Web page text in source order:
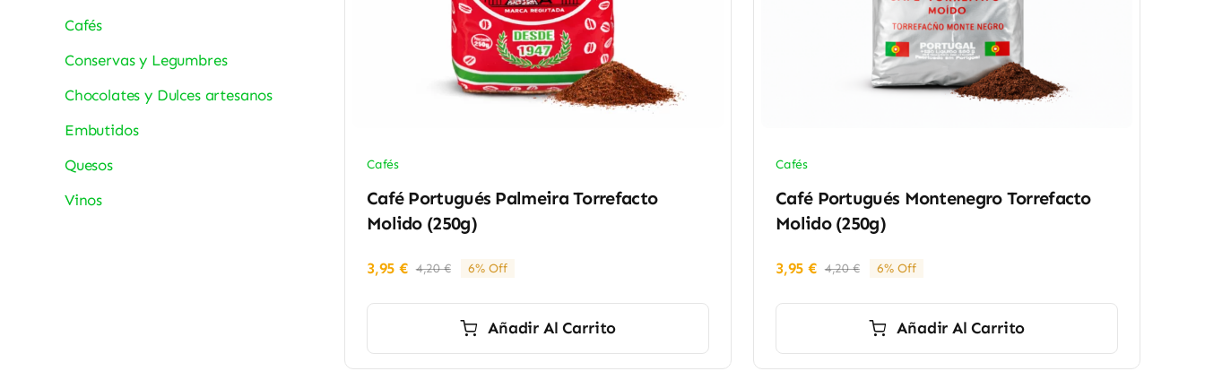
Cafés
Conservas y Legumbres
Chocolates y Dulces artesanos
Embutidos
Quesos
Vinos
Cafés
Café Portugués Palmeira Torrefacto
Molido (250g)
4,20€El
era:
3,95€
El
es:
6% Off
Añadir Al Carrito
Cafés
Café Portugués Montenegro Torrefacto
Molido (250g)
4,20€El
era:
3,95€
El
es:
6% Off
Añadir Al Carrito